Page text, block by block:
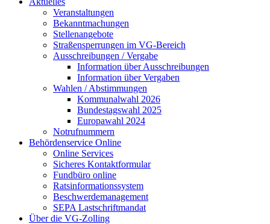
Veranstaltungen
Bekanntmachungen
Stellenangebote
Straßensperrungen im VG-Bereich
Ausschreibungen / Vergabe
Information über Ausschreibungen
Information über Vergaben
Wahlen / Abstimmungen
Kommunalwahl 2026
Bundestagswahl 2025
Europawahl 2024
Notrufnummern
Behördenservice Online
Online Services
Sicheres Kontaktformular
Fundbüro online
Ratsinformationssystem
Beschwerdemanagement
SEPA Lastschriftmandat
Über die VG-Zolling